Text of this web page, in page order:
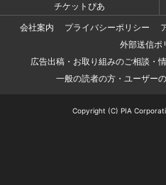
チケットぴあ
会社案内
プライバシーポリシー
外部送信ポ
広告出稿・お取り組みのご相談・
一般の読者の方・ユーザー
Copyright (C) PIA